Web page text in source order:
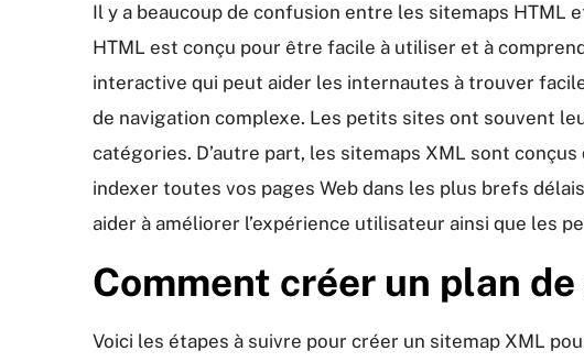
Il y a beaucoup de confusion entre les sitemaps HTML
HTML est conçu pour être facile à utiliser et à
interactive qui peut aider les internautes à trouver
de navigation complexe. Les petits sites ont souvent
catégories. D’autre part, les sitemaps XML sont
indexer toutes vos pages Web dans les plus brefs
aider à améliorer l’expérience utilisateur ainsi que les
Comment créer un plan de
Voici les étapes à suivre pour créer un sitemap XML